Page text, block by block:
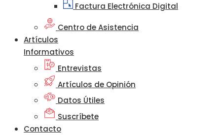
Factura Electrónica Digital
Centro de Asistencia
Artículos
Informativos
Entrevistas
Artículos de Opinión
Datos Útiles
Suscríbete
Contacto